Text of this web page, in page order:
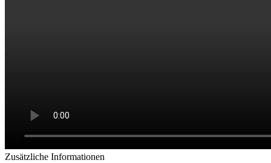
Zusätzliche Informationen